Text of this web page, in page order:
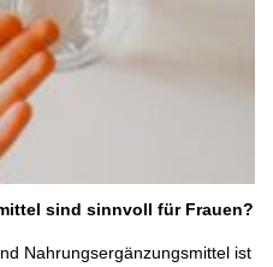
sind sinnvoll für Frauen?
Nahrungsergänzungsmittel ist